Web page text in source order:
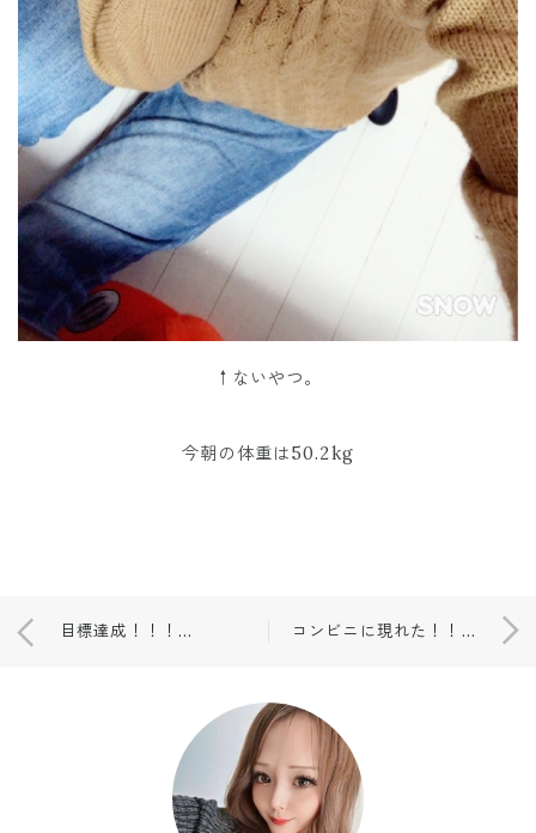
↑ないやつ。
今朝の体重は50.2kg
目標達成！！！！！！！ コンビニに現れた！！😨